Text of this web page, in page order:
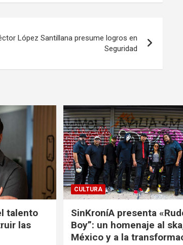
López Santillana presume logros en
Seguridad
talento
las
CULTURA
SinKroníA presenta
Boy”: un homenaje al
México y a la